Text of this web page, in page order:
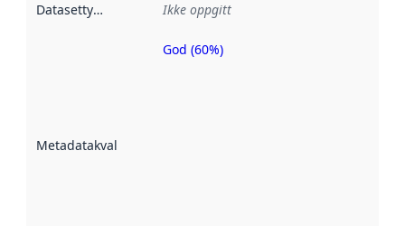
Datasettype Ikke oppgitt
Metadatakvalitet
Metadatakvalitet
God (60%)